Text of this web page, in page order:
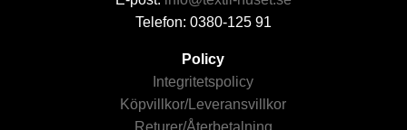
Telefon: 0380-125 91
Policy
Integritetspolicy
Köpvillkor/Leveransvillkor
Returer/Återbetalning